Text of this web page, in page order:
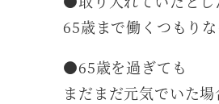
65歳まで働くつもりな
●65歳を過ぎても
まだまだ元気でいた場